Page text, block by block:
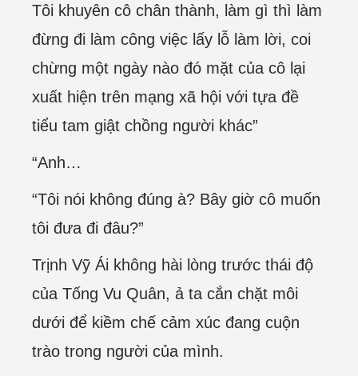
Tôi khuyên cô chân thành, làm gì thì làm
đừng đi làm công việc lấy lỗ làm lời, coi
chừng một ngày nào đó mặt của cô lại
xuất hiện trên mạng xã hội với tựa đề
tiểu tam giật chồng người khác”
“Anh…
“Tôi nói không đúng à? Bây giờ cô muốn
tôi đưa đi đâu?”
Trịnh Vỹ Ái không hài lòng trước thái độ
của Tống Vu Quân, ả ta cắn chặt môi
dưới để kiềm chế cảm xúc đang cuộn
trào trong người của mình.